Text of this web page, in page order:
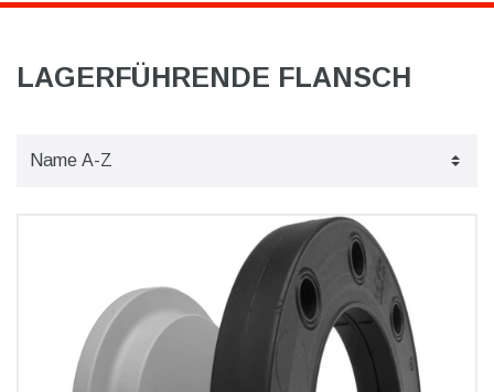
LAGERFÜHRENDE FLANSCH